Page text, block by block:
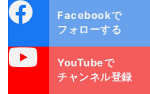
ok
Facebookで
フォローする
YouTubeで
チャンネル登録